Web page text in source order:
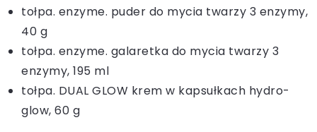
tołpa. enzyme. puder do mycia twarzy 3 enzymy,
40 g
tołpa. enzyme. galaretka do mycia twarzy 3
enzymy, 195 ml
tołpa. DUAL GLOW krem w kapsułkach hydro-
glow, 60 g